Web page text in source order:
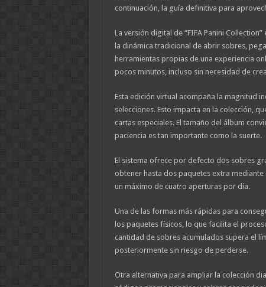
continuación, la guía definitiva para
La versión digital de “FIFA Panini
la dinámica tradicional de abrir sobres,
herramientas propias de una experiencia
pocos minutos, incluso sin necesidad de
Esta edición virtual acompaña la magnitud
selecciones. Esto impacta en la colección,
cartas especiales. El tamaño del álbum
paciencia es tan importante como la suerte.
El sistema ofrece por defecto dos sobres
obtener hasta dos paquetes extra
un máximo de cuatro aperturas por día.
Una de las formas más rápidas para
los paquetes físicos, lo que facilita el
cantidad de sobres acumulados supera el
posteriormente sin riesgo de perderse.
Otra alternativa para ampliar la colección